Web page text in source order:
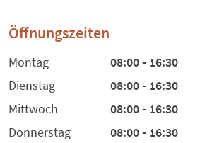
Öffnungszeiten
Montag
08:00 - 16:30
Dienstag
08:00 - 16:30
Mittwoch
08:00 - 16:30
Donnerstag
08:00 - 16:30